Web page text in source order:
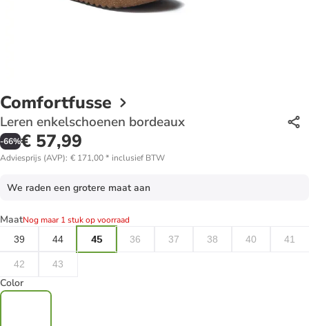
Comfortfusse
Leren enkelschoenen bordeaux
-66%€ 57,99
Adviesprijs (AVP): € 171,00* inclusief BTW
We raden een grotere maat aan
MaatNog maar 1 stuk op voorraad
39
44 45 36 37 38 40 41
42 43
Color